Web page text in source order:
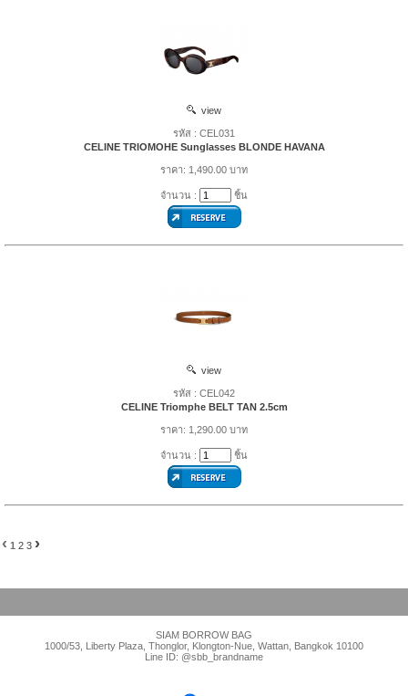
view
รหัส : CEL031
CELINE TRIOMOHE Sunglasses BLONDE HAVANA
ราคา: 1,490.00 บาท
จำนวน : ชิ้น
view
รหัส : CEL042
CELINE Triomphe BELT TAN 2.5cm
ราคา: 1,290.00 บาท
จำนวน : ชิ้น
‹ 1 2 3 ›
SIAM BORROW BAG
1000/53, Liberty Plaza, Thonglor, Klongton-Nue, Wattan, Bangkok 10100
Line ID: @sbb_brandname